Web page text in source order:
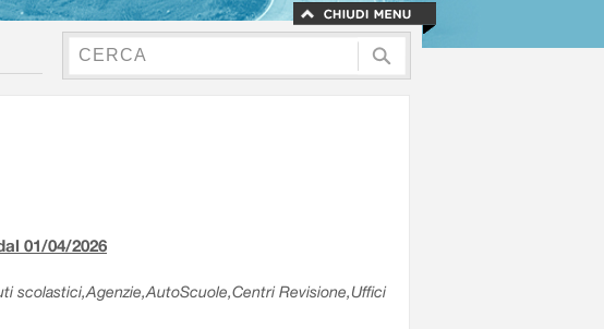
01/04/2026
scolastici,Agenzie,AutoScuole,Centri Revisione,Uffici